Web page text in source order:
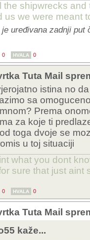
the shipwrecks
us we were meant
uređivana zadnji put
0 HVALA 0
Tuta Mail
istina no
sa
Prema
za koje ti
toga dvoje se
u toj situaciji
what you dont
sure that just aint
0 HVALA 0
Tuta Mail
kaže...